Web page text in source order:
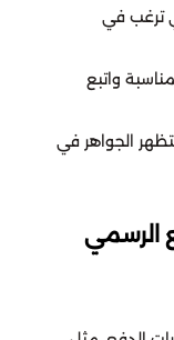
ترغب في
واتبع
الجواهر في
الرسمي